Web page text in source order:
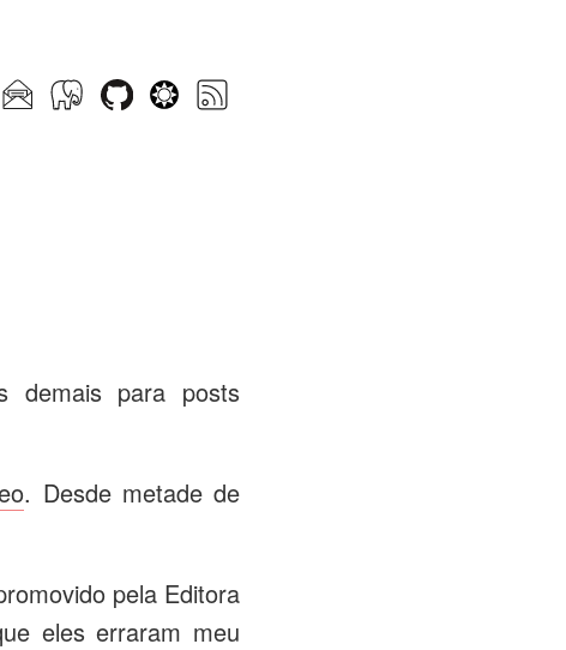
demais para posts
. Desde metade de
pela Editora
eles erraram meu